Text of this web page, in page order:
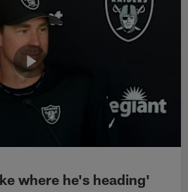
where he's heading'